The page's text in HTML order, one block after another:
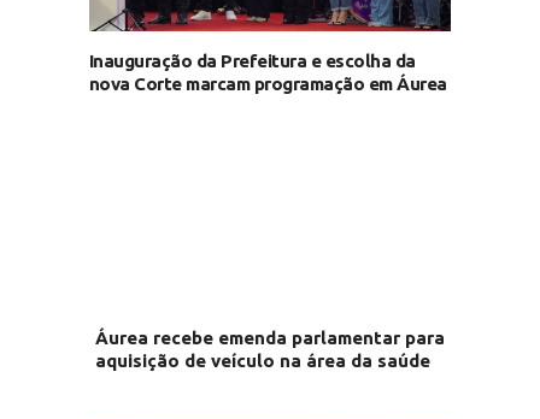
Inauguração da Prefeitura e escolha da
nova Corte marcam programação em Áurea
Áurea recebe emenda parlamentar para
aquisição de veículo na área da saúde